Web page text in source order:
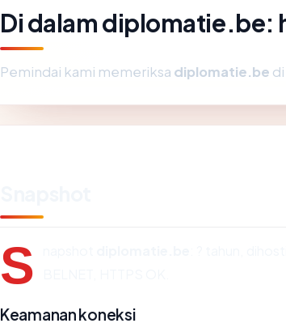
Di dalam diplomatie.be:
Pemindai kami memeriksa diplomatie.be
S
Keamanan koneksi